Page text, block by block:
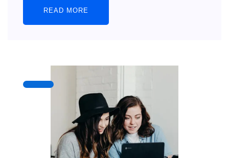
READ MORE